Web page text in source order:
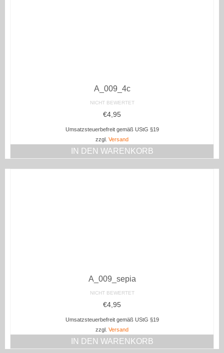
A_009_4c
NICHT BEWERTET
€4,95
Umsatzsteuerbefreit gemäß UStG §19
zzgl. Versand
IN DEN WARENKORB
A_009_sepia
NICHT BEWERTET
€4,95
Umsatzsteuerbefreit gemäß UStG §19
zzgl. Versand
IN DEN WARENKORB